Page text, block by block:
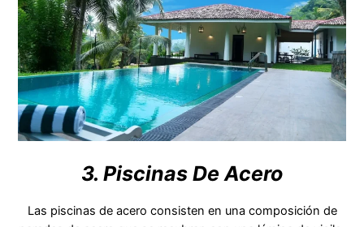
3. Piscinas De Acero
Las piscinas de acero consisten en una composición de